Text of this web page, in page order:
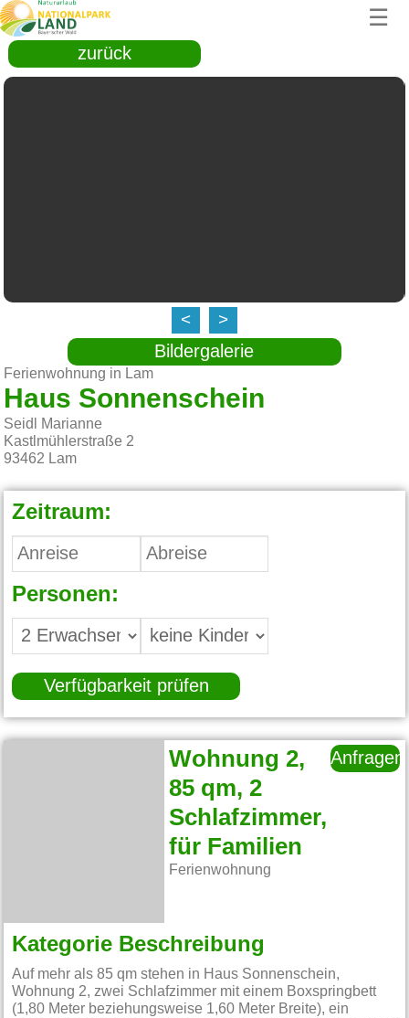
☰
zurück
< >
Bildergalerie
Ferienwohnung in Lam
Haus Sonnenschein
Seidl Marianne
Kastlmühlerstraße 2
93462 Lam
Zeitraum:
Personen:
Verfügbarkeit prüfen
Wohnung 2,
85 qm, 2
Schlafzimmer,
für Familien
Ferienwohnung
Anfragen
Kategorie Beschreibung
Auf mehr als 85 qm stehen in Haus Sonnenschein,
Wohnung 2, zwei Schlafzimmer mit einem Boxspringbett
(1,80 Meter beziehungsweise 1,60 Meter Breite), ein